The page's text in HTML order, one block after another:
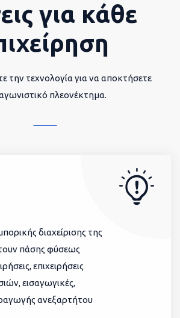
για κάθε
την τεχνολογία για να αποκτήσετε
πλεονέκτημα.
διαχείρισης της
πάσης φύσεως
επιχειρήσεις
εισαγωγικές,
ανεξαρτήτου